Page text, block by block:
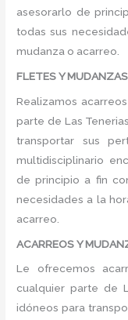
asesorarlo de
todas sus
mudanza o acarreo.
FLETES Y
Realizamos
parte de Las
transportar sus
multidisciplinario
de principio a fin
necesidades a la
acarreo.
ACARREOS Y
Le ofrecemos
cualquier parte de
idóneos para